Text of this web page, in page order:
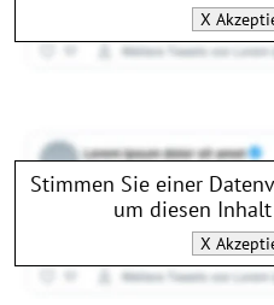
X
Stimmen Sie einer
um diesen
X